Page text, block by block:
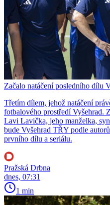
Začalo natáčení posledního dílu
Třetím dílem, jehož natáčení
fotbalového prostředí Vyšehrad.
Lavi Lavička, jeho manželka,
bude Vyšehrad TŘY podle
prvního dílu a seriálu.
Pražská Drbna
dnes, 07:31
1 min